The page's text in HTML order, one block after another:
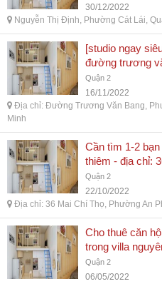
30/12/2022
Nguyễn Thị Định, Phường Cát Lái,
[studio ngay
đường trương
quận 2, hồ chí
Quận 2
16/11/2022
Địa chỉ: Đường Trương Văn Bang,
Minh
Cần tìm 1-2
thiêm - địa chỉ:
quận 2, hồ chí
Quận 2
22/10/2022
Địa chỉ: 36 Mai Chí Thọ, Phường An
Cho thuê căn
trong villa
hưởng, phường
Quận 2
06/05/2022